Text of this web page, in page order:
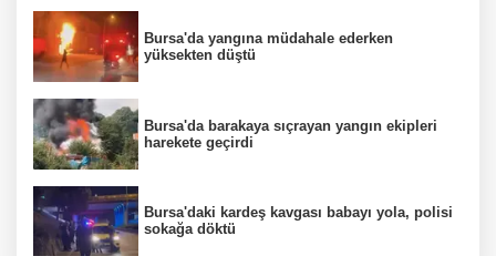
Bursa'da yangına müdahale ederken
yüksekten düştü
Bursa'da barakaya sıçrayan yangın ekipleri
harekete geçirdi
Bursa'daki kardeş kavgası babayı yola, polisi
sokağa döktü